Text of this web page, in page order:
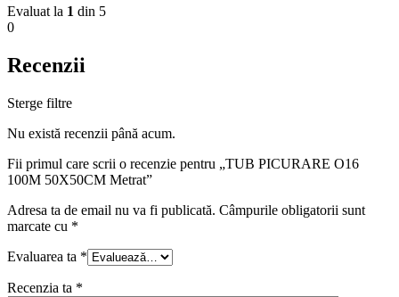
Evaluat la 1 din 5
0
Recenzii
Sterge filtre
Nu există recenzii până acum.
Fii primul care scrii o recenzie pentru „TUB PICURARE O16
100M 50X50CM Metrat”
Adresa ta de email nu va fi publicată. Câmpurile obligatorii sunt
marcate cu *
Evaluarea ta *
Recenzia ta *